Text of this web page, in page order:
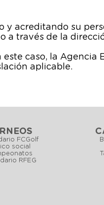
y acreditando su
a través de la
caso, la Agencia
aplicable.
FCGolf
social
RFEG